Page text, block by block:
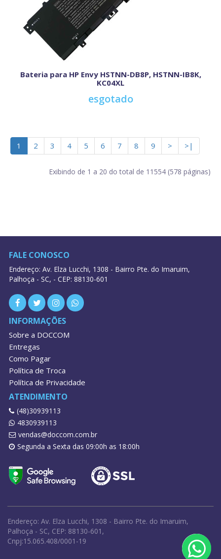
Bateria para HP Envy HSTNN-DB8P, HSTNN-IB8K,
KC04XL
esgotado
1 2 3 4 5 6 7 8 9 > >|
Exibindo de 1 a 20 do total de 11554 (578 páginas)
FALE CONOSCO
Endereço: Av. Elza Lucchi, 1308 - Bairro Pte. do Imaruim,
Palhoça - SC, - CEP: 88130-601
INFORMAÇÕES
Sobre a DOCCOM
Entregas
Como Pagar
Política de Troca
Política de Privacidade
ATENDIMENTO
(48)30939113
4830939113
vendas@doccom.com.br
Segunda a Sexta das 09:00h as 18:00h
Endereço: Av. Elza Lucchi, 1308 - Bairro Pte. do Imaruim,
Palhoça - SC, CEP: 88130-601,
Cnpj:15.065.408/0001-19